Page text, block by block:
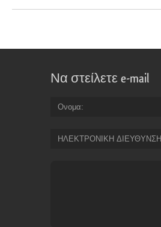
Να στείλετε e-mail
Ονομα
ΗΛΕΚΤΡΟΝΙΚΗ ΔΙΕΥΘΥΝΣΗ